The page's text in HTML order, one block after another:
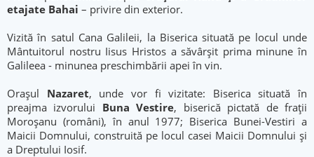
etajate Bahai – privire din exterior.
Vizită în satul Cana Galileii, la Biserica situată pe locul unde
Mântuitorul nostru Iisus Hristos a săvârșit prima minune în
Galileea - minunea preschimbării apei în vin.
Oraşul Nazaret, unde vor fi vizitate: Biserica situată în
preajma izvorului Buna Vestire, biserică pictată de fraţii
Moroşanu (români), în anul 1977; Biserica Bunei-Vestiri a
Maicii Domnului, construită pe locul casei Maicii Domnului şi
a Dreptului Iosif.